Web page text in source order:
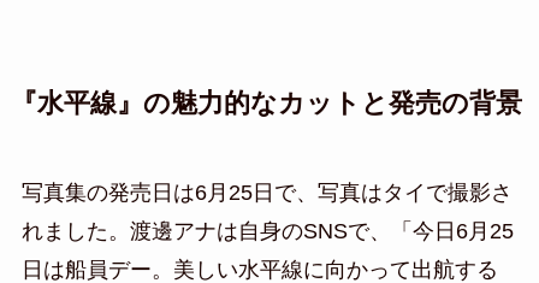
『水平線』の魅力的なカットと発売の背景
写真集の発売日は6月25日で、写真はタイで撮影さ
れました。渡邊アナは自身のSNSで、「今日6月25
日は船員デー。美しい水平線に向かって出航する